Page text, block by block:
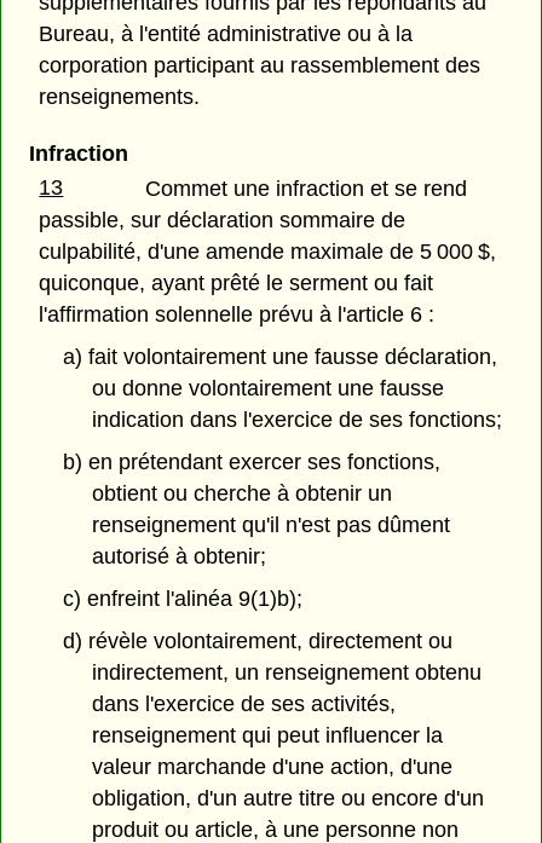
Bureau, à l'entité administrative ou à la
corporation participant au rassemblement des
renseignements.
Infraction
13
Commet une infraction et se rend
passible, sur déclaration sommaire de
culpabilité, d'une amende maximale de 5 000 $,
quiconque, ayant prêté le serment ou fait
l'affirmation solennelle prévu à l'article 6 :
a) fait volontairement une fausse déclaration,
ou donne volontairement une fausse
indication dans l'exercice de ses fonctions;
b) en prétendant exercer ses fonctions,
obtient ou cherche à obtenir un
renseignement qu'il n'est pas dûment
autorisé à obtenir;
c) enfreint l'alinéa 9(1)b);
d) révèle volontairement, directement ou
indirectement, un renseignement obtenu
dans l'exercice de ses activités,
renseignement qui peut influencer la
valeur marchande d'une action, d'une
obligation, d'un autre titre ou encore d'un
produit ou article, à une personne non